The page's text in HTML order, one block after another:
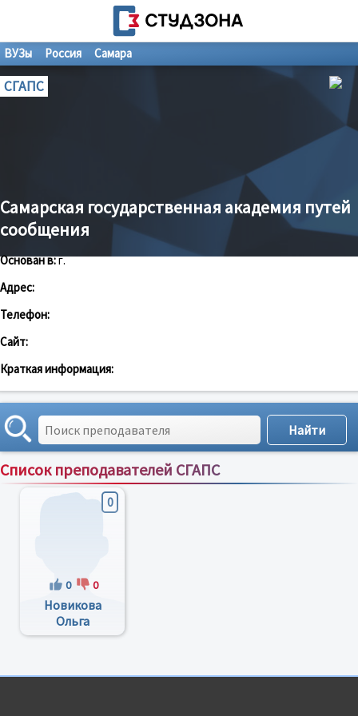
ВУЗы Россия Самара
СГАПС
Самарская государственная академия путей
сообщения
Основан в:г.
Адрес:
Телефон:
Сайт:
Краткая информация:
Список преподавателей СГАПС
Сортировка по:имени;рейтингу;отзывам
0
0 0
Новикова
Ольга
Константиновна